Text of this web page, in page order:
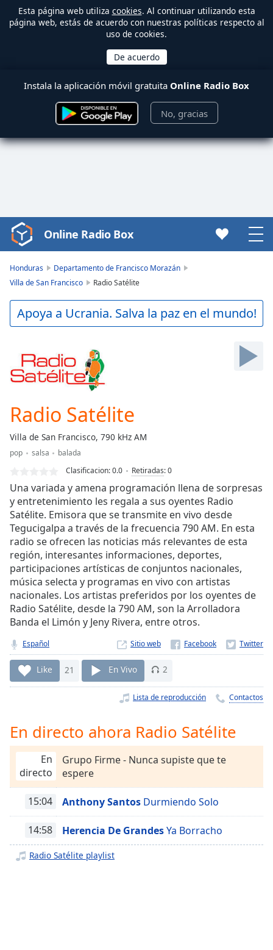
Esta página web utiliza cookies. Al continuar utilizando esta
página web, estás de acuerdo con nuestras políticas respecto al
uso de cookies.
Instala la aplicación móvil gratuita Online Radio Box
No, gracias
Video
Player
loading.
Video
Play
Skip
Forward
Mute
0:00
Duration
Loaded:
0.00%
TypeLIVE
Seek to
live,
currently
behind
LIVE
Remaining
Time-
Playback
Rate
Chapters
Chapters
off,
selected
Subtitles
settings ,
opens
subtitles
settings
dialog
Online Radio Box
Honduras
Departamento de Francisco Morazán
Villa de San Francisco
Radio Satélite
Apoya a Ucrania. Salva la paz en el mundo!
Radio Satélite
Villa de San Francisco, 790 kHz AM
pop salsa
balada
Clasificacion:0.0 Retiradas:0
Una variada y amena programación llena de sorpresas
y entretenimiento les regala a sus oyentes Radio
Satélite. Emisora que se transmite en vivo desde
Tegucigalpa a través de la frecuencia 790 AM. En esta
radio se ofrecen las noticias más relevantes de esta
región, interesantes informaciones, deportes,
participaciones artísticas de conjuntos nacionales,
música selecta y programas en vivo con artistas
nacionales. Los artistas preferidos por los oyentes de
Radio Satélite, desde la 790 AM, son la Arrolladora
Banda el Limón y Jeny Rivera, entre otros.
Español Sitio web
Like 21 En Vivo 2
Lista de reproducción Contactos
En directo ahora Radio Satélite
En
directo
Grupo Firme - Nunca supiste que te
espere
15:04 Anthony Santos Durmiendo Solo
14:58 Herencia De GrandesYa Borracho
Radio Satélite playlist